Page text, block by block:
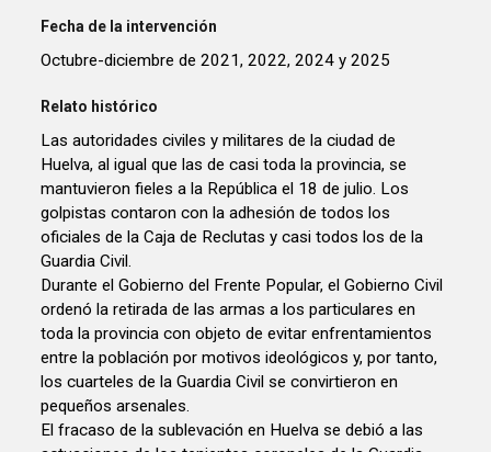
Fecha de la intervención
Octubre-diciembre de 2021, 2022, 2024 y 2025
Relato histórico
Las autoridades civiles y militares de la ciudad de
Huelva, al igual que las de casi toda la provincia, se
mantuvieron fieles a la República el 18 de julio. Los
golpistas contaron con la adhesión de todos los
oficiales de la Caja de Reclutas y casi todos los de la
Guardia Civil.
Durante el Gobierno del Frente Popular, el Gobierno Civil
ordenó la retirada de las armas a los particulares en
toda la provincia con objeto de evitar enfrentamientos
entre la población por motivos ideológicos y, por tanto,
los cuarteles de la Guardia Civil se convirtieron en
pequeños arsenales.
El fracaso de la sublevación en Huelva se debió a las